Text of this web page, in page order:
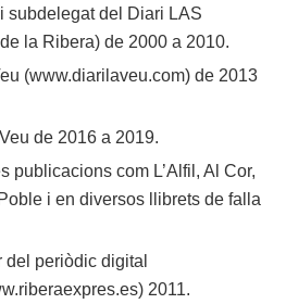
subdelegat del Diari LAS
la Ribera) de 2000 a 2010.
(www.diarilaveu.com) de 2013
de 2016 a 2019.
publicacions com L’Alfil, Al Cor,
i en diversos llibrets de falla
periòdic digital
2011.